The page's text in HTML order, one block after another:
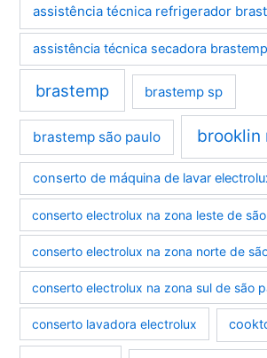
assistência técnica refrigerador
assistência técnica secadora brastemp
brastemp brastemp sp
brastemp são paulo brooklin
conserto de máquina de lavar
conserto electrolux na zona leste de
conserto electrolux na zona norte de
conserto electrolux na zona sul de são
conserto lavadora electrolux